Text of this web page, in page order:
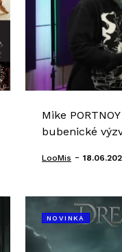
Mike
bubenické
LooMis -
NOVINKA